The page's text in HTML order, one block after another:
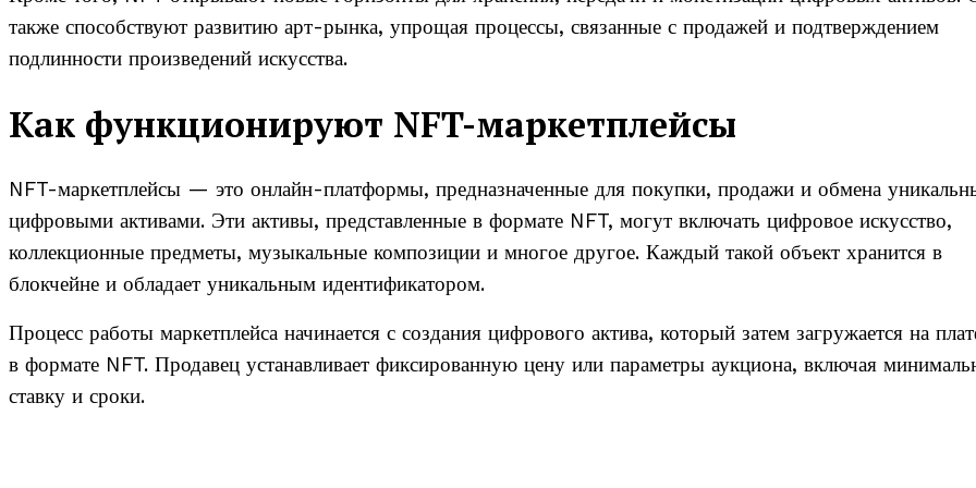
также способствуют развитию арт-рынка, упрощая процессы, связанные с продажей и подтверждением
подлинности произведений искусства.
Как функционируют NFT-маркетплейсы
NFT-маркетплейсы — это онлайн-платформы, предназначенные для покупки, продажи и обмена
цифровыми активами. Эти активы, представленные в формате NFT, могут включать цифровое искусство,
коллекционные предметы, музыкальные композиции и многое другое. Каждый такой объект хранится в
блокчейне и обладает уникальным идентификатором.
Процесс работы маркетплейса начинается с создания цифрового актива, который затем загружается на
в формате NFT. Продавец устанавливает фиксированную цену или параметры аукциона, включая
ставку и сроки.